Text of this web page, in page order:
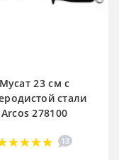
Мусат 23 см с
стали
Arcos 278100
13